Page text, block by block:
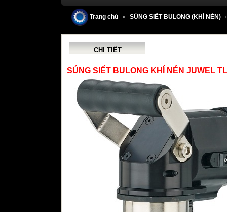
Trang chủ » SÚNG SIẾT BULONG (KHÍ NÉN)
CHI TIẾT
SÚNG SIẾT BULONG KHÍ NÉN JUWEL